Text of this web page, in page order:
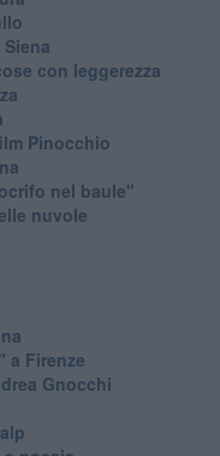
con leggerezza
Pinocchio
nel baule"
nuvole
a Firenze
Gnocchi